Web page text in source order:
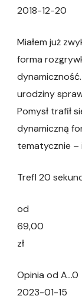
2018-12-20
Miałem już
forma
urodziny
Pomysł trafił
dynamiczną
tematycznie –
Trefl 20
od
69,00
zł
Opinia od A…0
2023-01-15